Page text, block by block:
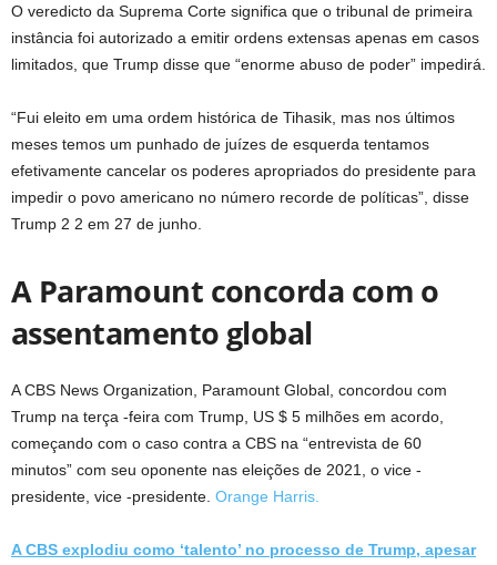
O veredicto da Suprema Corte significa que o tribunal de primeira
instância foi autorizado a emitir ordens extensas apenas em casos
limitados, que Trump disse que “enorme abuso de poder” impedirá.
“Fui eleito em uma ordem histórica de Tihasik, mas nos últimos
meses temos um punhado de juízes de esquerda tentamos
efetivamente cancelar os poderes apropriados do presidente para
impedir o povo americano no número recorde de políticas”, disse
Trump 2 2 em 27 de junho.
A Paramount concorda com o
assentamento global
A CBS News Organization, Paramount Global, concordou com
Trump na terça -feira com Trump, US $ 5 milhões em acordo,
começando com o caso contra a CBS na “entrevista de 60
minutos” com seu oponente nas eleições de 2021, o vice -
presidente, vice -presidente. Orange Harris.
A CBS explodiu como ‘talento’ no processo de Trump, apesar